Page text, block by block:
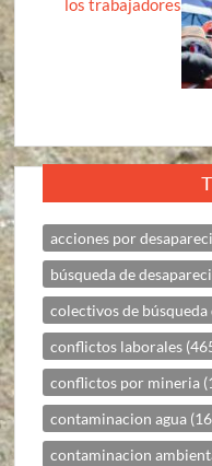
los trabajadores
acciones por
búsqueda de
colectivos de búsqueda
conflictos laborales
conflictos por mineria
contaminacion agua
contaminacion